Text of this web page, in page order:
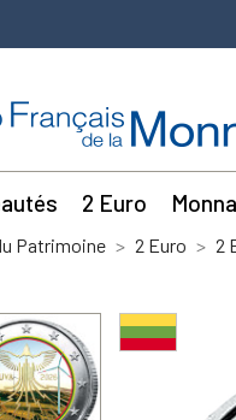
2 Euro
Patrimoine 2 Euro 2